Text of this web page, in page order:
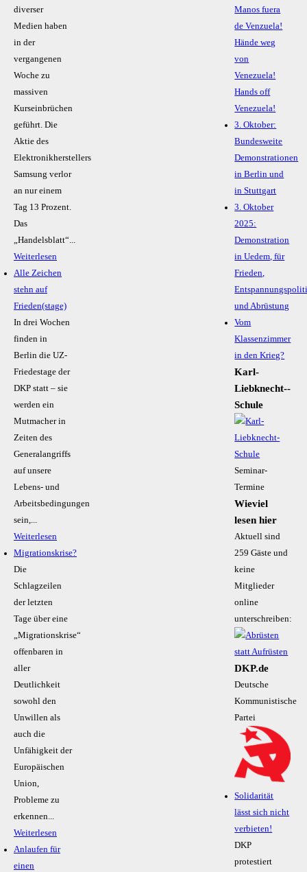
diverser
Medien haben
in der
vergangenen
Woche zu
massiven
Kurseinbrüchen
geführt. Die
Aktie des
Elektronikherstellers
Samsung verlor
an nur einem
Tag 13 Prozent.
Das
„Handelsblatt“...
Weiterlesen
Alle Zeichen
stehn auf
Frieden(stage)
In drei Wochen
finden in
Berlin die UZ-
Friedestage der
DKP statt – sie
werden ein
Mutmacher in
Zeiten des
Generalangriffs
auf unsere
Lebens- und
Arbeitsbedingungen
sein,...
Weiterlesen
Migrationskrise?
Die
Schlagzeilen
der letzten
Tage über eine
„Migrationskrise“
offenbaren in
aller
Deutlichkeit
sowohl den
Unwillen als
auch die
Unfähigkeit der
Europäischen
Union,
Probleme zu
erkennen...
Weiterlesen
Anlaufen für
einen
Manos fuera
de Venzuela!
Hände weg
von
Venezuela!
Hands off
Venezuela!
3. Oktober:
Bundesweite
Demonstrationen
in Berlin und
in Stuttgart
3. Oktober
2025:
Demonstration
in Uedem, für
Frieden,
und Abrüstung
Vom
Klassenzimmer
in den Krieg?
Karl-
Liebknecht-­
Schule
Seminar-
Termine
Wieviel
lesen hier
Aktuell sind
259 Gäste und
keine
Mitglieder
online
unterschreiben:
DKP.de
Deutsche
Kommunistische
Partei
Solidarität
lässt sich nicht
verbieten!
DKP
protestiert